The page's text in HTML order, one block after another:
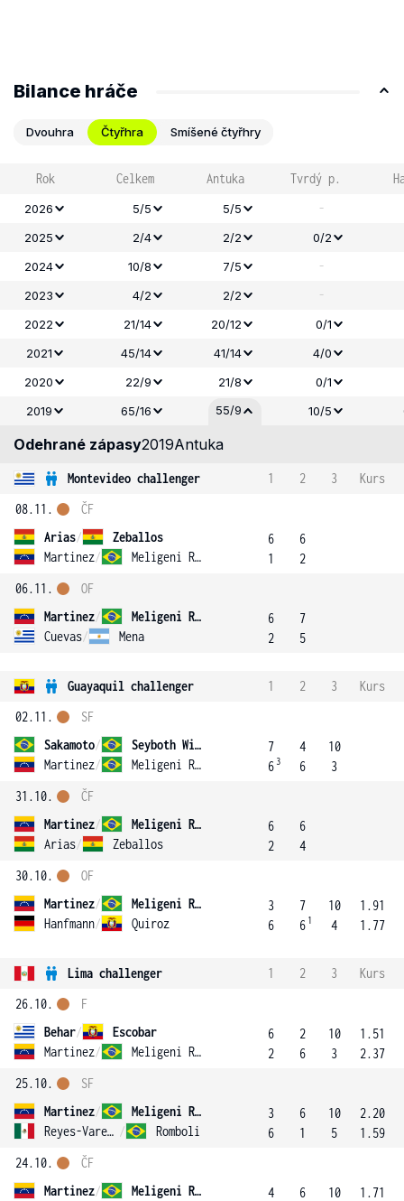
Bilance hráče
Dvouhra Čtyřhra Smíšené čtyřhry
Rok Celkem Antuka Tvrdý p.
2026 5/5 5/5 -
2025 2/4 2/2
0/2
2024
10/8 7/5 -
2023
4/2 2/2 -
2022 21/14 20/12
0/1
2021
45/14 41/14
4/0
2020
22/9 21/8
0/1
2019
65/16 55/9 10/5
Odehrané zápasy2019Antuka
Montevideo challenger 1 2 3
Kurs
08.11.
Arias/
Zeballos
Martinez/ Meligeni Rodrigues Alves
ČF
6
1
6
2
06.11.
Martinez/
Meligeni Rodrigues Alves
Cuevas/ Mena
OF
6
2
7
5
Guayaquil challenger 1 2 3
Kurs
02.11.
Sakamoto/
Seyboth Wild
Martinez/ Meligeni Rodrigues Alves
SF
7
6 3
4
6
10
3
31.10.
Martinez/
Meligeni Rodrigues Alves
Arias/ Zeballos
ČF
6
2
6
4
30.10.
Martinez/
Meligeni Rodrigues Alves
Hanfmann/ Quiroz
OF
3
6
7
6 1
10
4
1.91
1.77
Lima challenger 1 2 3
Kurs
26.10.
Behar/
Escobar
Martinez/ Meligeni Rodrigues Alves
F
6
2
2
6
10
3
1.51
2.37
25.10.
Martinez/
Meligeni Rodrigues Alves
Reyes-Varela / Romboli
SF
3
6
6
1
10
5
2.20
1.59
24.10.
Martinez/
Meligeni Rodrigues Alves
ČF
4
6
10
1.71